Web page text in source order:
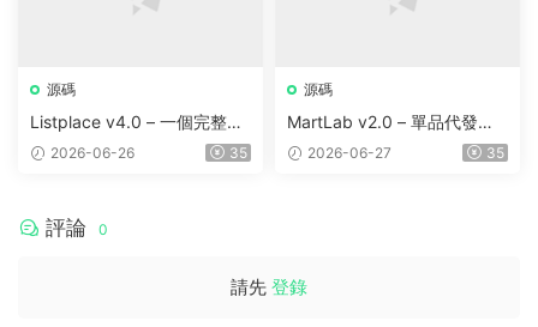
源碼
Listplace v4.0 – 一個完整的
本地商家名錄平台
2026-06-26 35
源碼
MartLab v2.0 – 單品代發貨
平台2026-06-27 35
評論 0
請先 登錄